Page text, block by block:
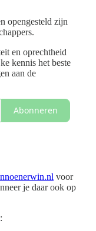
opengesteld zijn
en oprechtheid
kennis het beste
aan de
Abonneren
voor
je daar ook op